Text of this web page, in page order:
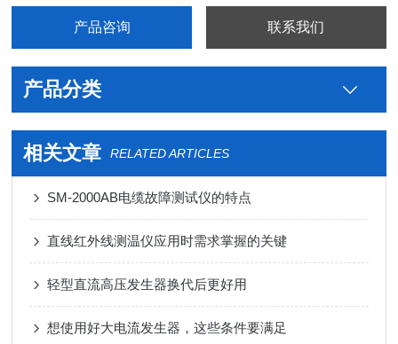
产品咨询 联系我们
产品分类
相关文章 RELATED ARTICLES
SM-2000AB电缆故障测试仪的特点
直线红外线测温仪应用时需求掌握的关键
轻型直流高压发生器换代后更好用
想使用好大电流发生器，这些条件要满足